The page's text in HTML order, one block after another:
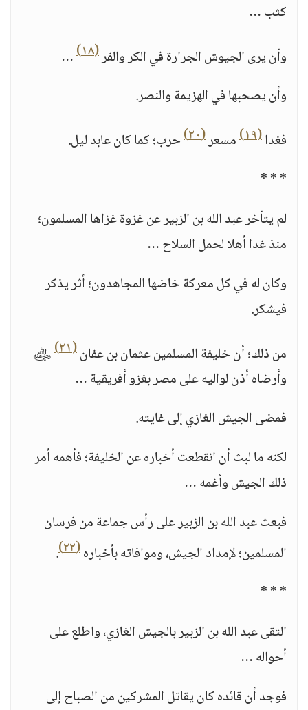
كثب …
وأن يرى الجيوش الجرارة في الكر والفر(١٨)
…
وأن يصحبها في الهزيمة والنصر.
فغدا(١٩) مسعر(٢٠)
حرب؛ كما كان عابد ليل.
* * *
لم يتأخر عبد الله بن الزبير عن غزوة غزاها المسلمون؛
منذ غدا أهلا لحمل السلاح …
وكان له في كل معركة خاضها المجاهدون؛ أثر يذكر
فيشكر.
من ذلك؛ أن خليفة المسلمين عثمان بن عفان(٢١)
﵁
وأرضاه أذن لواليه على مصر بغزو أفريقية …
فمضى الجيش الغازي إلى غايته.
لكنه ما لبث أن انقطعت أخباره عن الخليفة؛ فأهمه أمر
ذلك الجيش وأغمه …
فبعث عبد الله بن الزبير على رأس جماعة من فرسان
المسلمين؛ لإمداد الجيش، وموافاته بأخباره(٢٢)
.
* * *
التقى عبد الله بن الزبير بالجيش الغازي، واطلع على
أحواله …
فوجد أن قائده كان يقاتل المشركين من الصباح إلى